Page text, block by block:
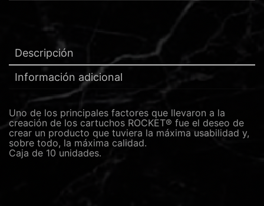
Descripción
Información adicional
Uno de los principales factores que llevaron a la
creación de los cartuchos ROCKET® fue el deseo de
crear un producto que tuviera la máxima usabilidad y,
sobre todo, la máxima calidad.
Caja de 10 unidades.